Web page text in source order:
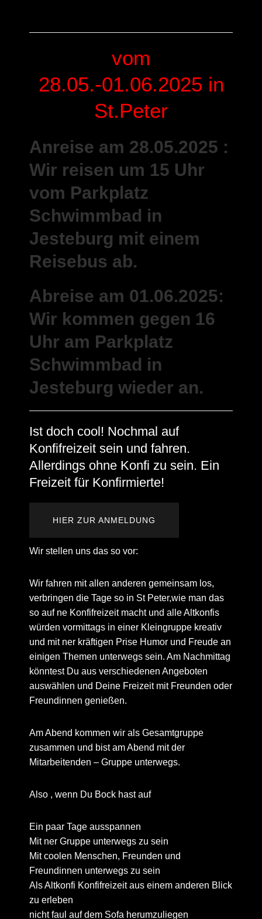
vom
28.05.-01.06.2025 in
St.Peter
Anreise am 28.05.2025 :
Wir reisen um 15 Uhr
vom Parkplatz
Schwimmbad in
Jesteburg mit einem
Reisebus ab.
Abreise am 01.06.2025:
Wir kommen gegen 16
Uhr am Parkplatz
Schwimmbad in
Jesteburg wieder an.
Ist doch cool! Nochmal auf
Konfifreizeit sein und fahren.
Allerdings ohne Konfi zu sein. Ein
Freizeit für Konfirmierte!
HIER ZUR ANMELDUNG
Wir stellen uns das so vor:
Wir fahren mit allen anderen gemeinsam los,
verbringen die Tage so in St Peter,wie man das
so auf ne Konfifreizeit macht und alle Altkonfis
würden vormittags in einer Kleingruppe kreativ
und mit ner kräftigen Prise Humor und Freude an
einigen Themen unterwegs sein. Am Nachmittag
könntest Du aus verschiedenen Angeboten
auswählen und Deine Freizeit mit Freunden oder
Freundinnen genießen.
Am Abend kommen wir als Gesamtgruppe
zusammen und bist am Abend mit der
Mitarbeitenden – Gruppe unterwegs.
Also , wenn Du Bock hast auf
Ein paar Tage ausspannen
Mit ner Gruppe unterwegs zu sein
Mit coolen Menschen, Freunden und
Freundinnen unterwegs zu sein
Als Altkonfi Konfifreizeit aus einem anderen Blick
zu erleben
nicht faul auf dem Sofa herumzuliegen